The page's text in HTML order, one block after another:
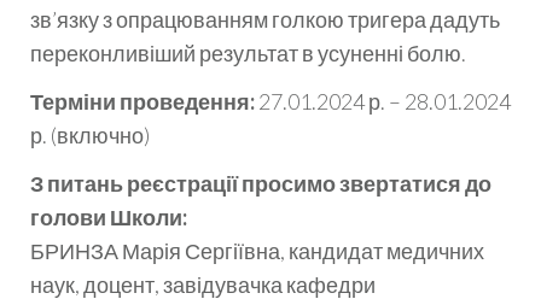
зв’язку з опрацюванням голкою тригера дадуть
переконливіший результат в усуненні болю.
Терміни проведення:27.01.2024 р. – 28.01.2024
р. (включно)
З питань реєстрації просимо звертатися до
голови Школи:
БРИНЗА Марія Сергіївна, кандидат медичних
наук, доцент, завідувачка кафедри